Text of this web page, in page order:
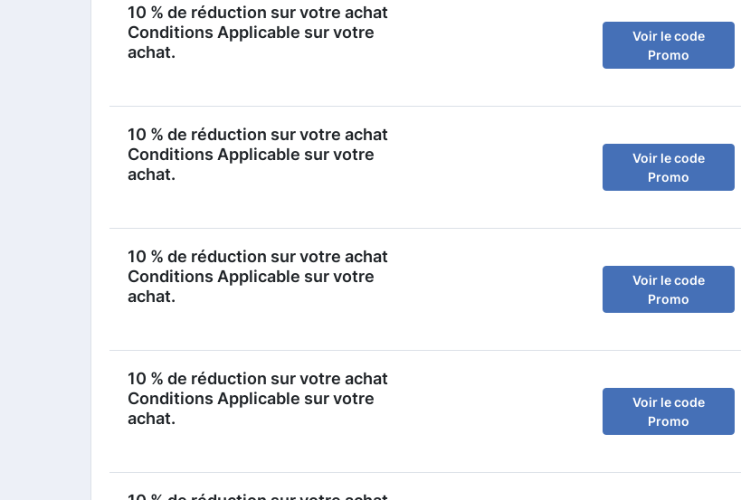
10 % de réduction sur votre achat
Conditions Applicable sur votre
achat.
Voir le code
Promo
10 % de réduction sur votre achat
Conditions Applicable sur votre
achat.
Voir le code
Promo
10 % de réduction sur votre achat
Conditions Applicable sur votre
achat.
Voir le code
Promo
10 % de réduction sur votre achat
Conditions Applicable sur votre
achat.
Voir le code
Promo